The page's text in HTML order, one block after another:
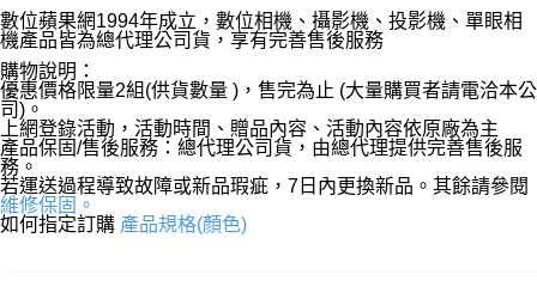
數位蘋果網1994年成立，數位相機、攝影機、投影機、單眼相
機產品皆為總代理公司貨，享有完善售後服務
購物說明：
優惠價格限量2組(供貨數量 )，售完為止 (大量購買者請電洽本公
司)。
上網登錄活動，活動時間、贈品內容、活動內容依原廠為主
產品保固/售後服務：總代理公司貨，由總代理提供完善售後服
務。
若運送過程導致故障或新品瑕疵，7日內更換新品。其餘請參閱
維修保固。
如何指定訂購 產品規格(顏色)